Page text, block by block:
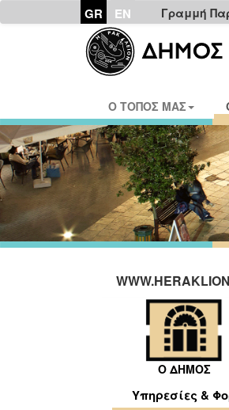
GR EN Γραμμή
Ο ΤΟΠΟΣ ΜΑΣ
Ο ΔΗΜΟΣ
Υπηρεσίες &